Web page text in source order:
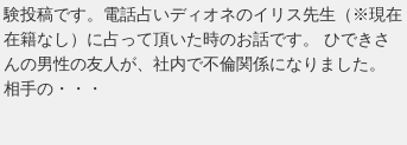
験投稿です。電話占いディオネのイリス先生（※現在
在籍なし）に占って頂いた時のお話です。 ひできさ
んの男性の友人が、社内で不倫関係になりました。
相手の・・・